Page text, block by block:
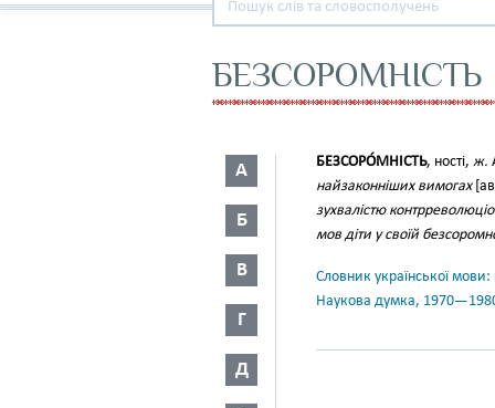
БЕЗСОРОМНІСТЬ
А
Б
В
Г
Д
БЕЗСОРО́МНІСТЬ, ності, ж.
найзаконніших вимогах
зухвалістю
мов діти у своїй
Словник української
Наукова думка,